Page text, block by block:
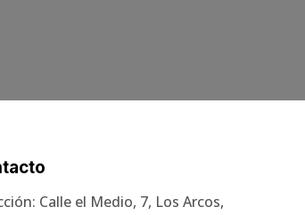
Calle el Medio, 7, Los Arcos,